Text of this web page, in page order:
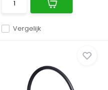
Vergelijk